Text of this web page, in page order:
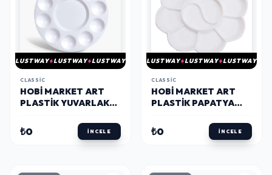
LUSTWAY LUSTWAY LUSTWAY
CLASSIC
HOBI MARKET ART
PLASTIK YUVARLAK
GODELI
₺0 İNCELE
LUSTWAY LUSTWAY LUSTWAY
CLASSIC
HOBI MARKET ART
PLASTIK PAPATYA
GODELI
₺0 İNCELE